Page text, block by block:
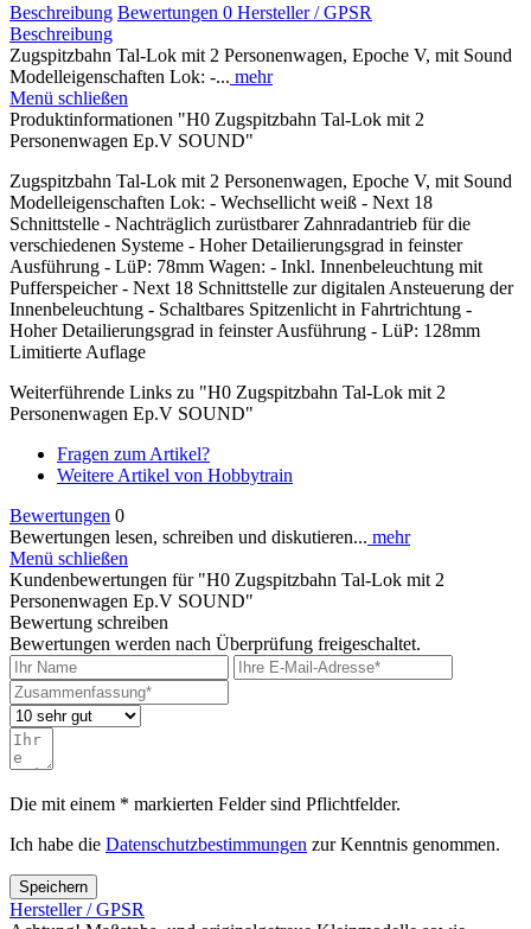
Beschreibung Bewertungen 0 Hersteller / GPSR
Beschreibung
Zugspitzbahn Tal-Lok mit 2 Personenwagen, Epoche V, mit Sound
Modelleigenschaften Lok: -... mehr
Menü schließen
Produktinformationen "H0 Zugspitzbahn Tal-Lok mit 2
Personenwagen Ep.V SOUND"
Zugspitzbahn Tal-Lok mit 2 Personenwagen, Epoche V, mit Sound
Modelleigenschaften Lok: - Wechsellicht weiß - Next 18
Schnittstelle - Nachträglich zurüstbarer Zahnradantrieb für die
verschiedenen Systeme - Hoher Detailierungsgrad in feinster
Ausführung - LüP: 78mm Wagen: - Inkl. Innenbeleuchtung mit
Pufferspeicher - Next 18 Schnittstelle zur digitalen Ansteuerung der
Innenbeleuchtung - Schaltbares Spitzenlicht in Fahrtrichtung -
Hoher Detailierungsgrad in feinster Ausführung - LüP: 128mm
Limitierte Auflage
Weiterführende Links zu "H0 Zugspitzbahn Tal-Lok mit 2
Personenwagen Ep.V SOUND"
Fragen zum Artikel?
Weitere Artikel von Hobbytrain
Bewertungen 0
Bewertungen lesen, schreiben und diskutieren... mehr
Menü schließen
Kundenbewertungen für "H0 Zugspitzbahn Tal-Lok mit 2
Personenwagen Ep.V SOUND"
Bewertung schreiben
Bewertungen werden nach Überprüfung freigeschaltet.
Die mit einem * markierten Felder sind Pflichtfelder.
Ich habe die Datenschutzbestimmungen zur Kenntnis genommen.
Speichern
Hersteller / GPSR